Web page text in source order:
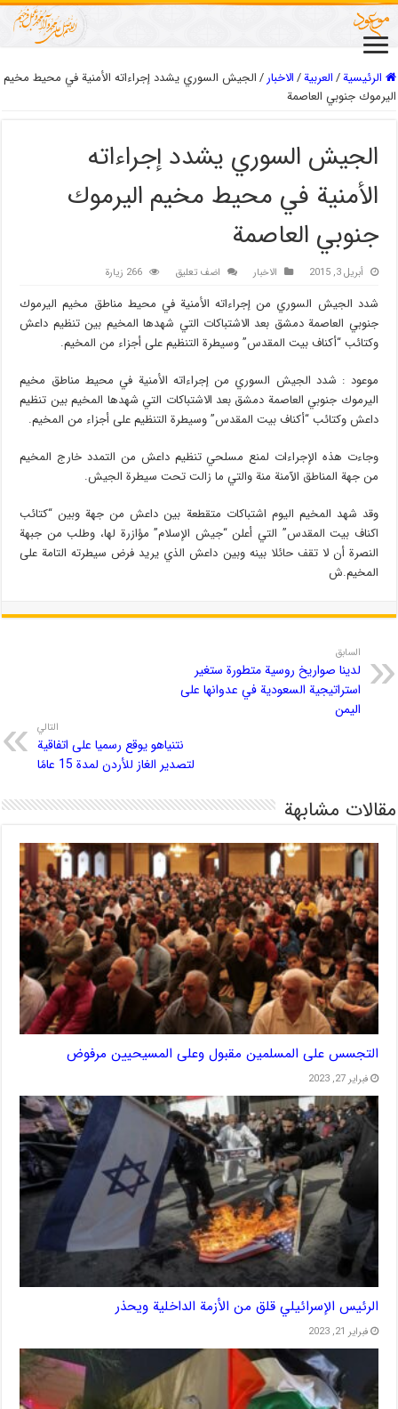
الرئيسية/العربیة/الاخبار/الجيش السوري يشدد إجراءاته الأمنية في محيط مخيم
اليرموك جنوبي العاصمة
الجيش السوري يشدد إجراءاته
الأمنية في محيط مخيم اليرموك
جنوبي العاصمة
أبريل 3, 2015 الاخبار اضف تعليق 266 زيارة
شدد الجيش السوري من إجراءاته الأمنية في محيط مناطق مخيم اليرموك
جنوبي العاصمة دمشق بعد الاشتباكات التي شهدها المخيم بين تنظيم داعش
وكتائب “أكناف بيت المقدس” وسيطرة التنظيم على أجزاء من المخيم.
موعود : شدد الجيش السوري من إجراءاته الأمنية في محيط مناطق مخيم
اليرموك جنوبي العاصمة دمشق بعد الاشتباكات التي شهدها المخيم بين تنظيم
داعش وكتائب “أكناف بيت المقدس” وسيطرة التنظيم على أجزاء من المخيم.
وجاءت هذه الإجراءات لمنع مسلحي تنظيم داعش من التمدد خارج المخيم
من جهة المناطق الآمنة منة والتي ما زالت تحت سيطرة الجيش.
وقد شهد المخيم اليوم اشتباكات متقطعة بين داعش من جهة وبين “كتائب
اكناف بيت المقدس” التي أعلن “جيش الإسلام” مؤازرة لها، وطلب من جبهة
النصرة أن لا تقف حائلا بينه وبين داعش الذي يريد فرض سيطرته التامة على
المخيم.ش
السابق
لدينا صواريخ روسية متطورة ستغير
استراتيجية السعودية في عدوانها على
اليمن
التالي
نتنياهو يوقع رسميا على اتفاقية
لتصدير الغاز للأردن لمدة 15 عامًا
مقالات مشابهة
التجسس على المسلمين مقبول وعلى المسيحيين مرفوض
فبراير 27, 2023
الرئيس الإسرائيلي قلق من الأزمة الداخلية ويحذر
فبراير 21, 2023